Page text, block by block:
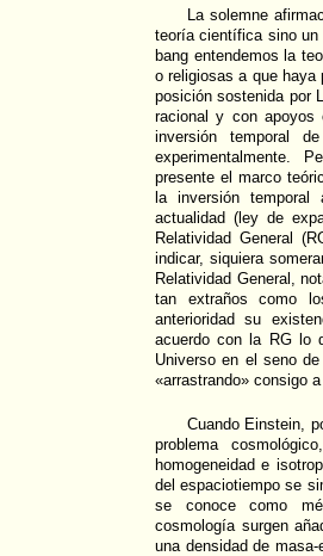
La solemne
teoría científica sino
bang entendemos la
o religiosas a que haya
posición sostenida por
racional y con apoyos
inversión temporal
experimentalmente.
presente el marco
la inversión
actualidad (ley de
Relatividad General
indicar, siquiera
Relatividad General,
tan extraños como
anterioridad su
acuerdo con la RG lo
Universo en el seno
«arrastrando» consigo
Cuando Einstein,
problema
homogeneidad e
del espaciotiempo se
se conoce como
cosmología surgen
una densidad de